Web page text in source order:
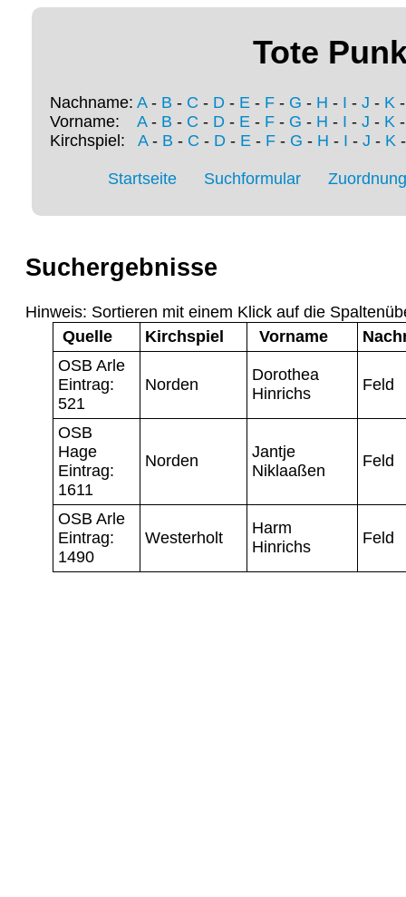
Tote
Nachname: A- B - C - D - E - F - G - H - I - J - K
Vorname: A- B - C - D - E - F - G - H - I - J - K
Kirchspiel: A- B - C - D- E- F- G - H - I - J - K
Startseite Suchformular
Suchergebnisse
Hinweis: Sortieren mit einem Klick auf die
Quelle
Kirchspiel Vorname
OSB Arle
Eintrag:
521
Norden
Dorothea
Hinrichs
Feld
OSB
Hage
Eintrag:
1611
Norden
Jantje
Niklaaßen
Feld
OSB Arle
Eintrag:
1490
Westerholt
Harm
Hinrichs
Feld